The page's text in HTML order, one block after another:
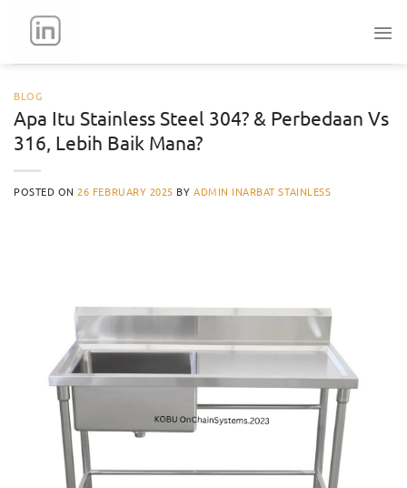
BLOG
Apa Itu Stainless Steel 304? & Perbedaan Vs
316, Lebih Baik Mana?
POSTED ON26 FEBRUARY 2025 BY ADMIN INARBAT STAINLESS